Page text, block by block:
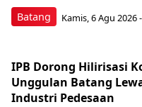
Batang Kamis, 6 Agu 2026
IPB Dorong Hilirisasi
Unggulan Batang
Industri Pedesaan